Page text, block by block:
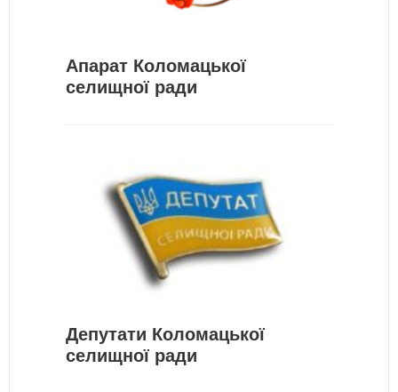
Апарат Коломацької
селищної ради
Депутати Коломацької
селищної ради